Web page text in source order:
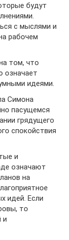
будут
с мыслями и
рабочем
том, что
означает
идеями.
Симона
пасущемся
грядущего
спокойствия
и
означают
на
идей. Если
то
и